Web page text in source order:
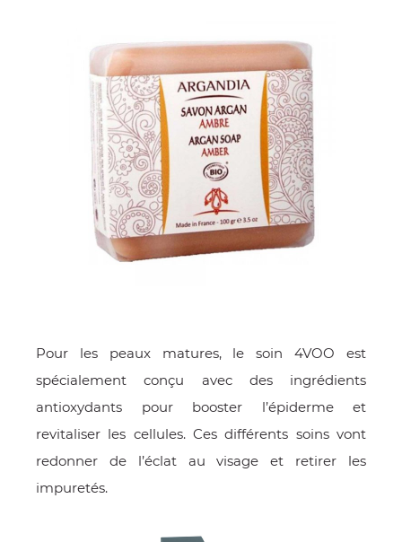
Pour les peaux matures, le soin 4VOO est
spécialement conçu avec des ingrédients
antioxydants pour booster l’épiderme et
revitaliser les cellules. Ces différents soins vont
redonner de l’éclat au visage et retirer les
impuretés.